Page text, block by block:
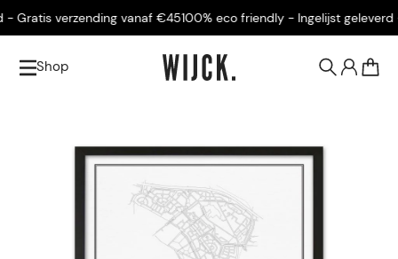
verzending vanaf €45100% eco friendly - Ingelijst geleverd -
Shop